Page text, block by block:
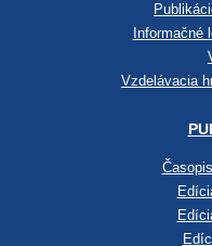
Informačné
Vzdelávacia